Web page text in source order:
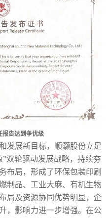
报告达到争优级
发展新目标，顺灏股份立足
双轮驱动发展战略，持续夯
布局，形成了环保包装印刷
制品、工业大麻、有机生物
局及资源协同优势明显，企
，影响力进一步增强。在公